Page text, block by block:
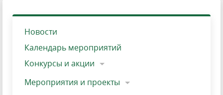
Новости
Календарь мероприятий
Конкурсы и акции
Мероприятия и проекты